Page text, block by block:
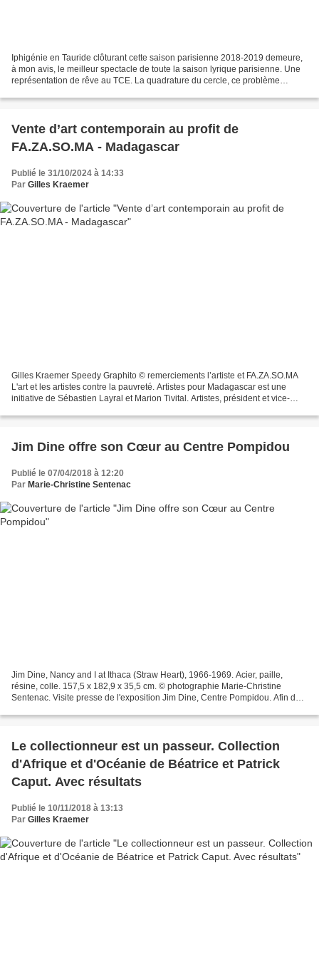
Iphigénie en Tauride clôturant cette saison parisienne 2018-2019 demeure,
à mon avis, le meilleur spectacle de toute la saison lyrique parisienne. Une
représentation de rêve au TCE. La quadrature du cercle, ce problème
​​​​​​​Vente d’art contemporain au profit de
FA.ZA.SO.MA - Madagascar
Publié le 31/10/2024 à 14:33
Par Gilles Kraemer
Gilles Kraemer Speedy Graphito © remerciements l’artiste et FA.ZA.SO.MA
L'art et les artistes contre la pauvreté. Artistes pour Madagascar est une
initiative de Sébastien Layral et Marion Tivital. Artistes, président et vice-
Jim Dine offre son Cœur au Centre Pompidou
Publié le 07/04/2018 à 12:20
Par Marie-Christine Sentenac
Jim Dine, Nancy and I at Ithaca (Straw Heart), 1966-1969. Acier, paille,
résine, colle. 157,5 x 182,9 x 35,5 cm. © photographie Marie-Christine
Sentenac. Visite presse de l'exposition Jim Dine, Centre Pompidou. Afin de "
Le collectionneur est un passeur. Collection
d'Afrique et d'Océanie de Béatrice et Patrick
Caput. Avec résultats
Publié le 10/11/2018 à 13:13
Par Gilles Kraemer